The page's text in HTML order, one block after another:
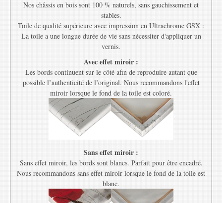
Nos châssis en bois sont 100 % naturels, sans gauchissement et
stables.
Toile de qualité supérieure avec impression en Ultrachrome GSX :
La toile a une longue durée de vie sans nécessiter d'appliquer un
vernis.
Avec effet miroir :
Les bords continuent sur le côté afin de reproduire autant que
possible l’authenticité de l’original. Nous recommandons l'effet
miroir lorsque le fond de la toile est coloré.
Sans effet miroir :
Sans effet miroir, les bords sont blancs. Parfait pour être encadré.
Nous recommandons sans effet miroir lorsque le fond de la toile est
blanc.